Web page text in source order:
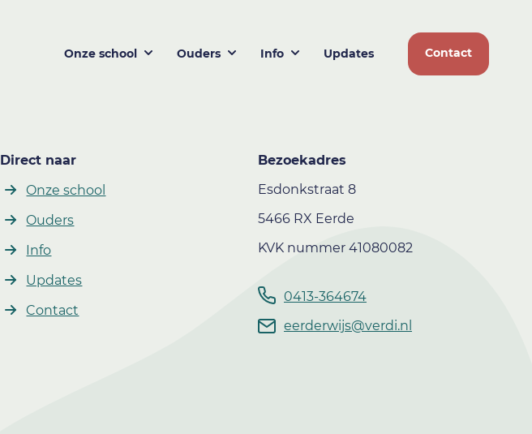
Onze school Ouders Info Updates Contact
Direct naar
Onze school
Ouders
Info
Updates
Contact
Bezoekadres
Esdonkstraat 8
5466 RX Eerde
KVK nummer 41080082
0413-364674
eerderwijs@verdi.nl